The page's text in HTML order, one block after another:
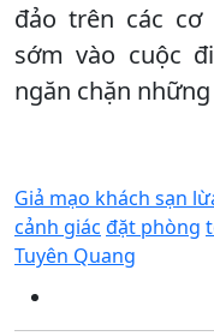
đảo trên các cơ
sớm vào cuộc
ngăn chặn
Giả mạo khách sạn
cảnh giác đặt phòng
Tuyên Quang